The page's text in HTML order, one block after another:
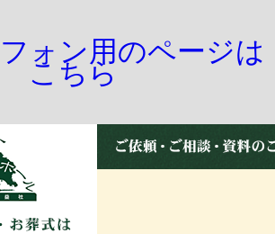
ォン用のページは
こちら